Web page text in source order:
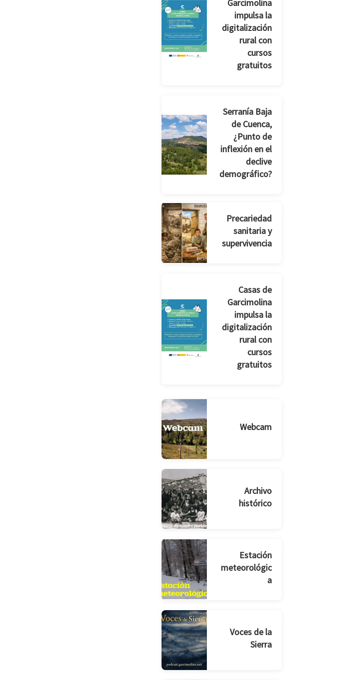
Garcimolina
impulsa la
digitalización
rural con
cursos
gratuitos
Serranía Baja
de Cuenca,
¿Punto de
inflexión en el
declive
demográfico?
Precariedad
sanitaria y
supervivencia
Casas de
Garcimolina
impulsa la
digitalización
rural con
cursos
gratuitos
Webcam
Archivo
histórico
Estación
meteorológic
a
Voces de la
Sierra